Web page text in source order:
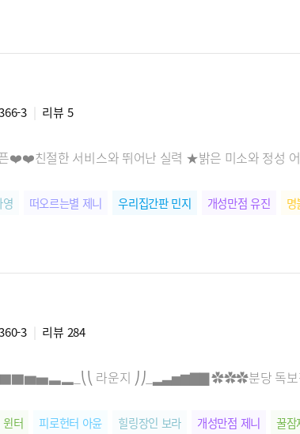
3 리뷰 5
❤️❤️친절한 서비스와 뛰어난 실력 ★밝은 미소와 정성
영 떠오르는별 제니 우리집간판 민지 개성만점 유진
3 리뷰 284
] ▇▇▆▅▃▂_⎝⎝ 라운지 ⎠⎠_▂▃▅▆▇▇ ✿✿✿분당 독보
윈터 피로헌터 아윤 힐링장인 보라 개성만점 제니 꿀잠